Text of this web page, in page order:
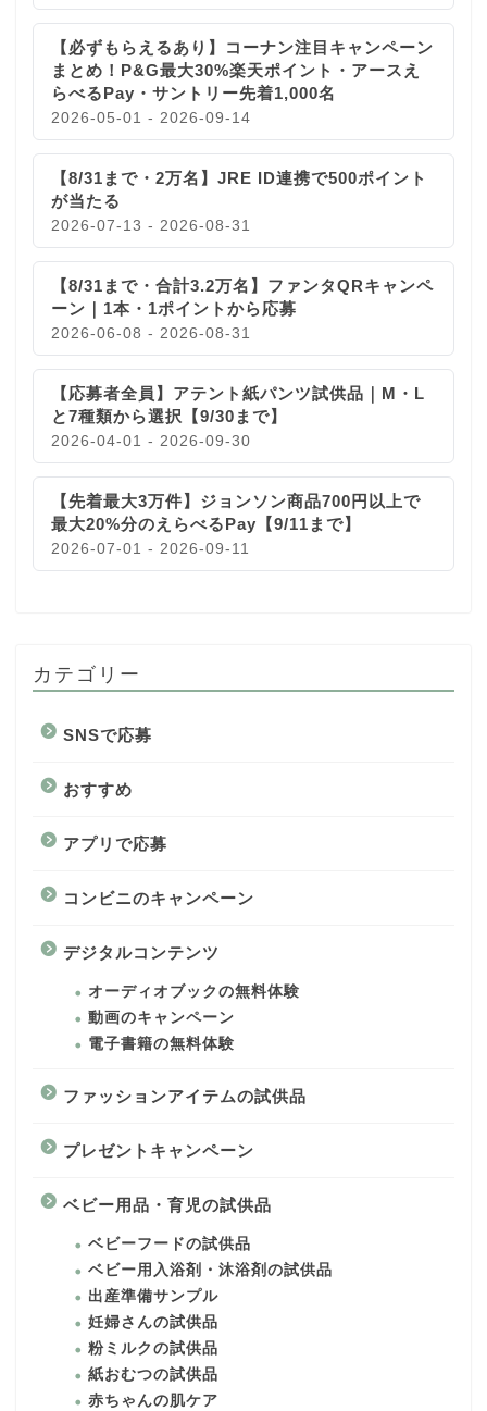
【必ずもらえるあり】コーナン注目キャンペーン
まとめ！P&G最大30%楽天ポイント・アースえ
らべるPay・サントリー先着1,000名
2026-05-01 - 2026-09-14
【8/31まで・2万名】JRE ID連携で500ポイント
が当たる
2026-07-13 - 2026-08-31
【8/31まで・合計3.2万名】ファンタQRキャンペ
ーン｜1本・1ポイントから応募
2026-06-08 - 2026-08-31
【応募者全員】アテント紙パンツ試供品｜M・L
と7種類から選択【9/30まで】
2026-04-01 - 2026-09-30
【先着最大3万件】ジョンソン商品700円以上で
最大20%分のえらべるPay【9/11まで】
2026-07-01 - 2026-09-11
カテゴリー
SNSで応募
おすすめ
アプリで応募
コンビニのキャンペーン
デジタルコンテンツ
オーディオブックの無料体験
動画のキャンペーン
電子書籍の無料体験
ファッションアイテムの試供品
プレゼントキャンペーン
ベビー用品・育児の試供品
ベビーフードの試供品
ベビー用入浴剤・沐浴剤の試供品
出産準備サンプル
妊婦さんの試供品
粉ミルクの試供品
紙おむつの試供品
赤ちゃんの肌ケア